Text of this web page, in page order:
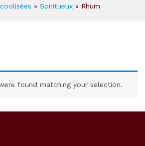
» Spiritueux » Rhum
found matching your selection.